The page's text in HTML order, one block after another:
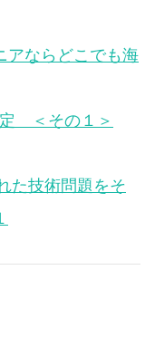
アならどこでも海
＜その１＞
た技術問題をそ